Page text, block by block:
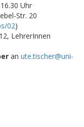
Uhr
Str. 20
02)
LehrerInnen
an ute.tischer@uni-